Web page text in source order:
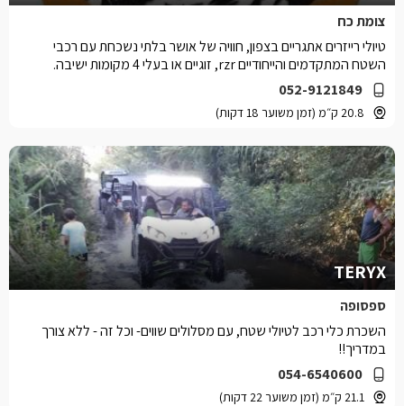
צומת כח
052-9121849
20.8 ק״מ (זמן משוער 18 דקות)
טיולי רייזרים אתגריים בצפון, חוויה של אושר בלתי נשכחת עם רכבי
השטח המתקדמים והייחודיים rzr, זוגיים או בעלי 4 מקומות ישיבה.
TERYX
ספסופה
054-6540600
21.1 ק״מ (זמן משוער 22 דקות)
השכרת כלי רכב לטיולי שטח, עם מסלולים שווים- וכל זה - ללא צורך
במדריך!!